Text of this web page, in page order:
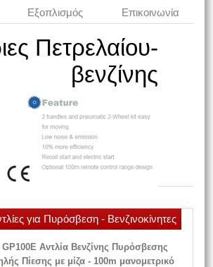
Εξοπλισμός Επικοινωνία
Πετρελαίου-
βενζίνης
για Πυρόσβεση - Βενζινοκίνητες
GP100Ε Αντλία Βενζίνης Πυρόσβεσης
Πίεσης με μίζα - 100m μανομετρικό